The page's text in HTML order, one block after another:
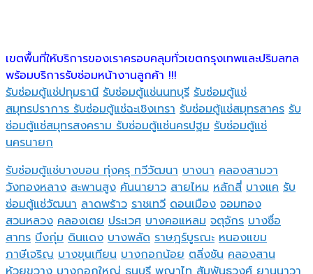
เขตพื้นที่ให้บริการของเราครอบคลุมทั่วเขตกรุงเทพและปริมลฑล
พร้อมบริการรับซ่อมหน้างานลูกค้า !!!
รับซ่อมตู้แช่ปทุมธานี รับซ่อมตู้แช่นนทบุรี รับซ่อมตู้แช่
สมุทรปราการ รับซ่อมตู้แช่ฉะเชิงเทรา รับซ่อมตู้แช่สมุทรสาคร รับ
ซ่อมตู้แช่สมุทรสงคราม รับซ่อมตู้แช่นครปฐม รับซ่อมตู้แช่
นครนายก
รับซ่อมตู้แช่บางบอน ทุ่งครุ ทวีวัฒนา บางนา คลองสามวา
วังทองหลาง สะพานสูง คันนายาว สายไหม หลักสี่ บางแค รับ
ซ่อมตู้แช่วัฒนา ลาดพร้าว ราชเทวี ดอนเมือง จอมทอง
สวนหลวง คลองเตย ประเวศ บางคอแหลม จตุจักร บางซื่อ
สาทร บึงกุ่ม ดินแดง บางพลัด ราษฎร์บูรณะ หนองแขม
ภาษีเจริญ บางขุนเทียน บางกอกน้อย ตลิ่งชัน คลองสาน